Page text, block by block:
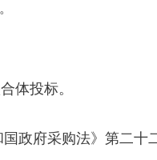
体投标。
政府采购法》第二十